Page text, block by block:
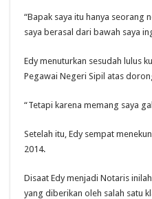
“Bapak saya itu hanya seorang
saya berasal dari bawah saya
Edy menuturkan sesudah lulus
Pegawai Negeri Sipil atas
“Tetapi karena memang saya
Setelah itu, Edy sempat
2014.
Disaat Edy menjadi Notaris
yang diberikan oleh salah satu